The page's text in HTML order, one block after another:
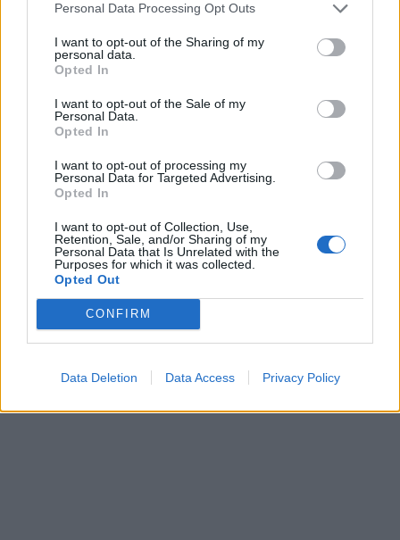
Personal Data Processing Opt Outs
I want to opt-out of the Sharing of my
personal data.
Opted In
I want to opt-out of the Sale of my
Personal Data.
Opted In
I want to opt-out of processing my
Personal Data for Targeted Advertising.
Opted In
I want to opt-out of Collection, Use,
Retention, Sale, and/or Sharing of my
Personal Data that Is Unrelated with the
Purposes for which it was collected.
Opted Out
CONFIRM
Data Deletion Data Access Privacy Policy